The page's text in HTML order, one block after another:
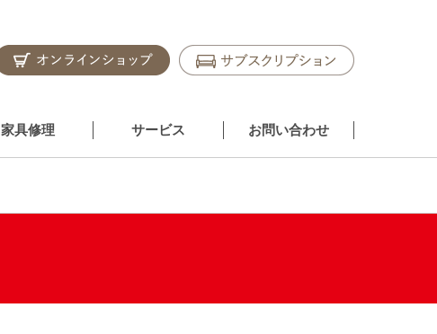
家具修理 サービス お問い合わせ